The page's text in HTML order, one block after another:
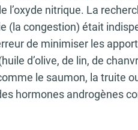
l’oxyde nitrique. La
(la congestion) était
de minimiser les
d’olive, de lin, de
le saumon, la truite
hormones androgènes